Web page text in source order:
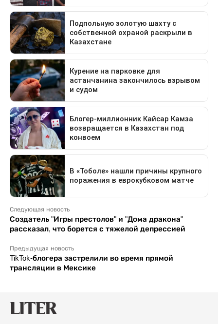
Следующая новость
Создатель "Игры престолов" и "Дома дракона"
рассказал, что борется с тяжелой депрессией
Предыдущая новость
TikTok-блогера застрелили во время прямой
трансляции в Мексике